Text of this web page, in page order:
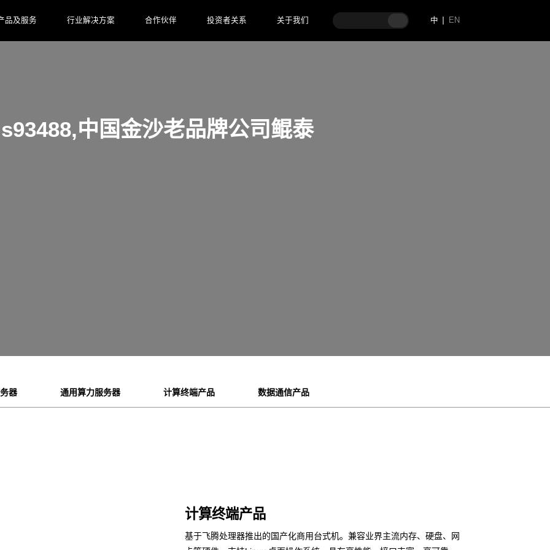
品及服务 行业解决方案 合作伙伴 投资者关系 关于我们 中 EN
中国金沙老品牌公司鲲泰
器 通用算力服务器 计算终端产品 数据通信产品
计算终端产品
基于飞腾处理器推出的国产化商用台式机。兼容业界主流内存、硬盘、网